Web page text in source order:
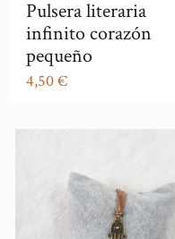
Pulsera literaria
infinito corazón
pequeño
4,50€